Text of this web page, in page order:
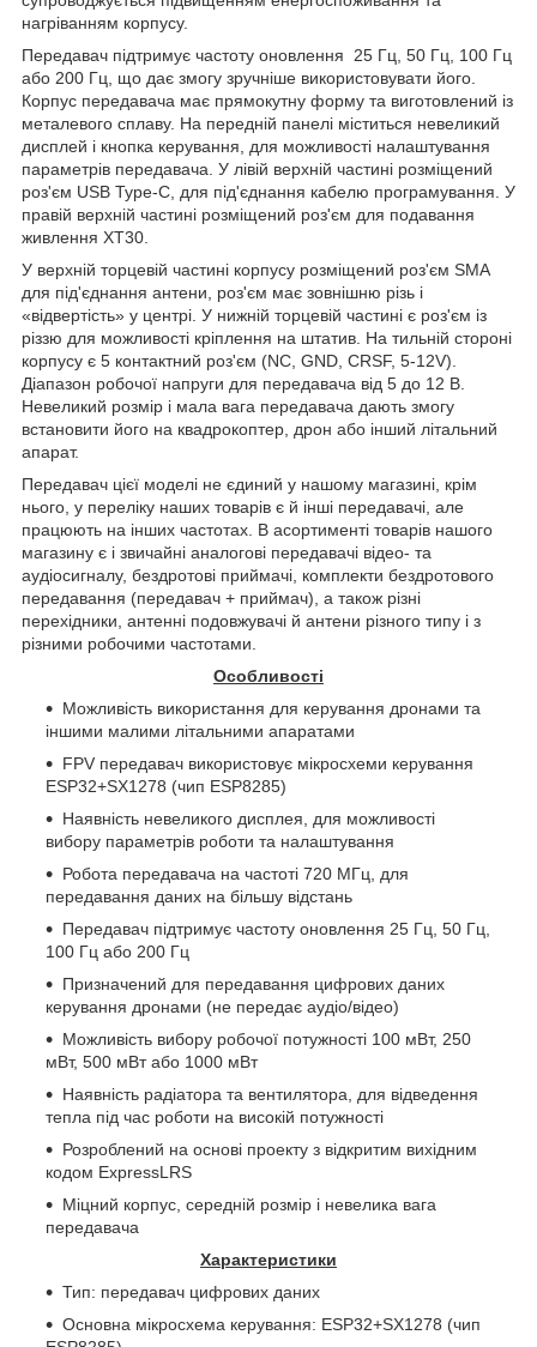
нагріванням корпусу.
Передавач підтримує частоту оновлення
25 Гц, 50 Гц, 100 Гц
або 200 Гц, що дає змогу зручніше використовувати його.
Корпус передавача має прямокутну форму та виготовлений із
металевого сплаву. На передній панелі міститься невеликий
дисплей і кнопка керування, для можливості налаштування
параметрів передавача. У лівій верхній частині розміщений
роз'єм USB Type-C , для під'єднання кабелю програмування. У
правій верхній частині розміщений роз'єм для подавання
живлення XT30.
У верхній торцевій частині корпусу розміщений роз'єм SMA
для під'єднання антени, роз'єм має зовнішню різь і
«відвертість» у центрі. У нижній торцевій частині є роз'єм із
різзю для можливості кріплення на штатив. На тильній стороні
корпусу є 5 контактний роз'єм (NC GND CRSF, 5-12V).
Діапазон робочої напруги для передавача від 5 до 12 В.
Невеликий розмір і мала вага передавача дають змогу
встановити його на квадрокоптер, дрон або інший літальний
апарат.
Передавач цієї моделі не єдиний у нашому магазині, крім
нього, у переліку наших товарів є й інші передавачі, але
працюють на інших частотах. В асортименті товарів нашого
магазину є і звичайні аналогові передавачі відео- та
аудіосигналу, бездротові приймачі, комплекти бездротового
передавання (передавач + приймач), а також різні
перехідники, антенні подовжувачі й антени різного типу і з
різними робочими частотами.
Особливості
Можливість використання для керування дронами та
іншими малими літальними апаратами
FPV передавач використовує мікросхеми керування
ESP32+SX1278 (чип ESP8285)
Наявність невеликого дисплея, для можливості
вибору параметрів роботи та налаштування
Робота передавача на частоті 720 МГц, для
передавання даних на більшу відстань
Передавач підтримує частоту оновлення 25 Гц, 50 Гц,
100 Гц або 200 Гц
Призначений для передавання цифрових даних
керування дронами (не передає аудіо/відео)
Можливість вибору робочої потужності 100 мВт, 250
мВт, 500 мВт або 1000 мВт
Наявність радіатора та вентилятора, для відведення
тепла під час роботи на високій потужності
Розроблений на основі проекту з відкритим вихідним
кодом ExpressLRS
Міцний корпус, середній розмір і невелика вага
передавача
Характеристики
Тип: передавач цифрових даних
Основна мікросхема керування: ESP32+SX1278 (чип